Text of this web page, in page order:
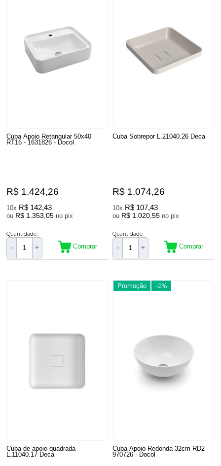
Cuba Apoio Retangular 50x40
RT16 - 1631826 - Docol
R$ 1.424,26
10x R$ 142,43
ou R$ 1.353,05 no pix
Quantidade:
- + Comprar
Cuba Sobrepor L.21040.26 Deca
R$ 1.074,26
10x R$ 107,43
ou R$ 1.020,55 no pix
Quantidade:
- + Comprar
Cuba de apoio quadrada
L.11040.17 Deca
Promoção -2%
Cuba Apoio Redonda 32cm RD2 -
970726 - Docol